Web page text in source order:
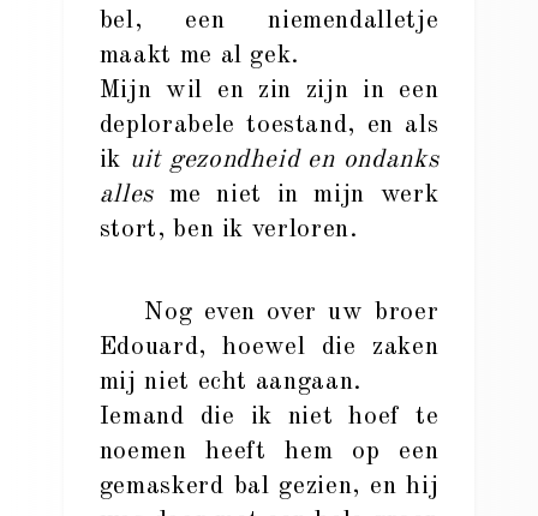
bel, een niemendalletje
maakt me al gek.
Mijn wil en zin zijn in een
deplorabele toestand, en als
ik uit gezondheid en ondanks
alles me niet in mijn werk
stort, ben ik verloren.
Nog even over uw broer
Edouard, hoewel die zaken
mij niet echt aangaan.
Iemand die ik niet hoef te
noemen heeft hem op een
gemaskerd bal gezien, en hij